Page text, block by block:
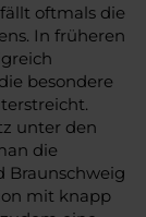
oftmals die
In früheren
besondere
unter den
die
Braunschweig
mit knapp